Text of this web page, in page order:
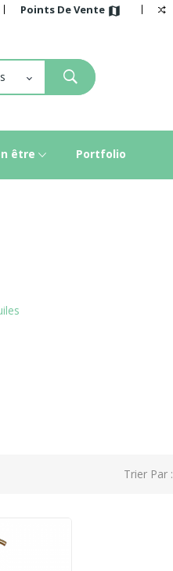
Points De Vente map
être Portfolio
Trier Par :